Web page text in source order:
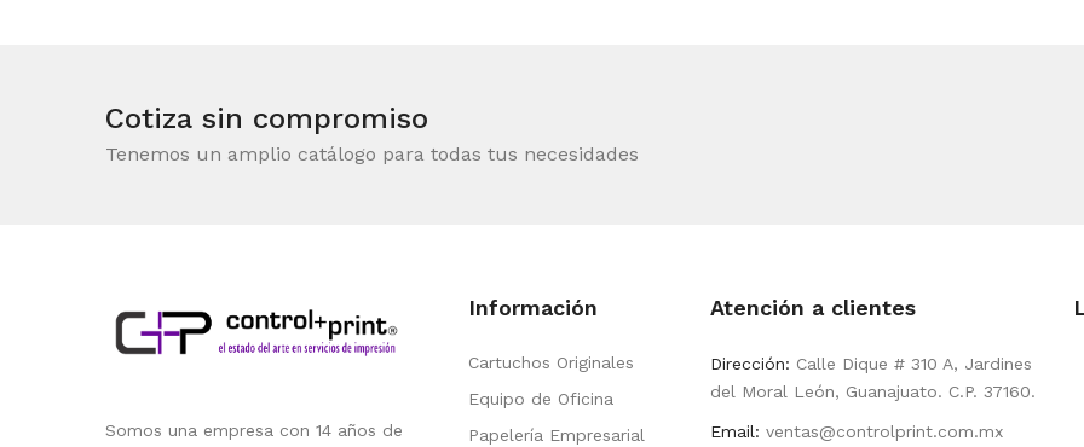
Cotiza sin compromiso
Tenemos un amplio catálogo para todas tus necesidades
Somos una empresa con 14 años de
Información
Cartuchos Originales
Equipo de Oficina
Papelería Empresarial
Atención a clientes
Dirección: Calle Dique # 310 A, Jardines
del Moral León, Guanajuato. C.P. 37160.
Email: ventas@controlprint.com.mx